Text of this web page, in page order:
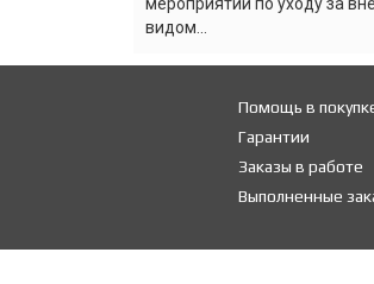
мероприятий по уходу за
видом...
Помощь в
Гарантии
Заказы в работе
Выполненные